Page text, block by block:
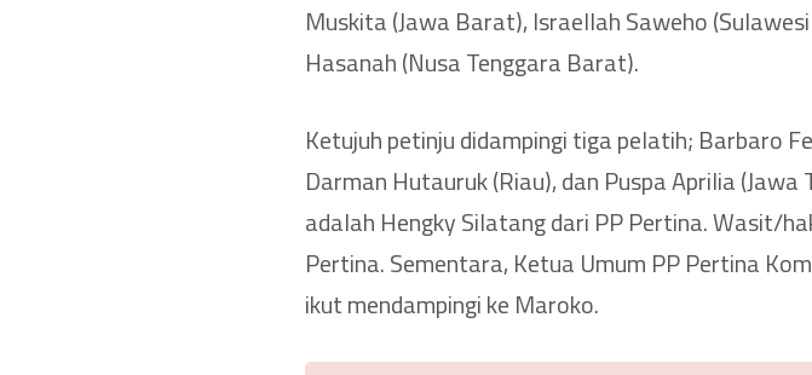
Muskita (Jawa Barat), Israellah Saweho
Hasanah (Nusa Tenggara Barat).
Ketujuh petinju didampingi tiga pelatih; Barbaro
Darman Hutauruk (Riau), dan Puspa Aprilia (Jawa
adalah Hengky Silatang dari PP Pertina. Wasit/
Pertina. Sementara, Ketua Umum PP Pertina
ikut mendampingi ke Maroko.